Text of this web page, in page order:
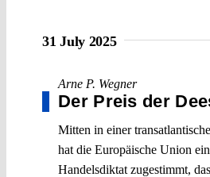
31 July 2025
Arne P. Wegner
Der Preis der
Mitten in einer
hat die Europäische Union
Handelsdiktat zugestimmt,